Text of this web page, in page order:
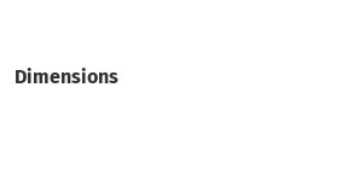
Dimensions